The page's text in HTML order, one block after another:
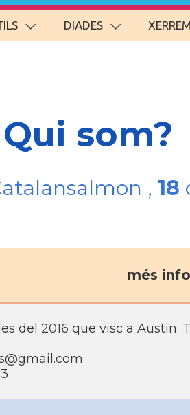
DIADES
som?
, 18
més info
del 2016 que visc a Austin.